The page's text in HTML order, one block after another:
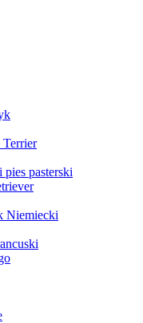
Terrier
pies pasterski
Niemiecki